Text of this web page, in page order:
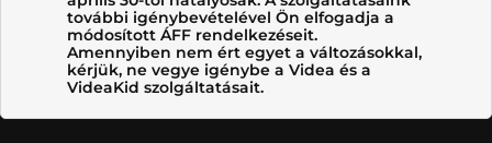
további igénybevételével Ön elfogadja a
módosított ÁFF rendelkezéseit.
Amennyiben nem ért egyet a változásokkal,
kérjük, ne vegye igénybe a Videa és a
VideaKid szolgáltatásait.